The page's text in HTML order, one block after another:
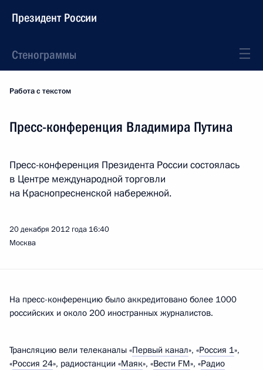
Президент России
Стенограммы
Работа с текстом
Пресс-конференция Владимира Путина
Пресс-конференция Президента России состоялась
в Центре международной торговли
на Краснопресненской набережной.
20 декабря 2012 года 16:40
Москва
На пресс-конференцию было аккредитовано более 1000
российских и около 200 иностранных журналистов.
Трансляцию вели телеканалы «Первый канал», «Россия 1»,
«Россия 24», радиостанции «Маяк», «Вести FM», «Радио